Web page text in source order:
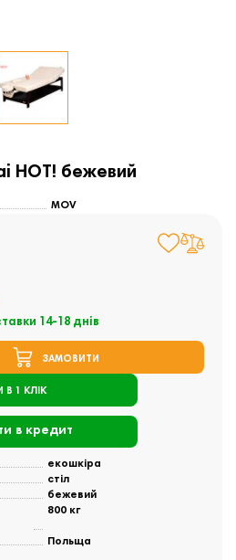
HOT! бежевий
MOV
14-18 днів
ЗАМОВИТИ
1 КЛІК
в кредит
екошкіра
стіл
бежевий
800 кг
Польща